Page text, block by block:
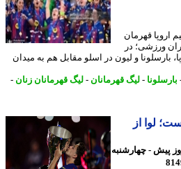
قهرمان
در
و لیون در اسلو مقابل هم به میدان
-لیگ قهرمانان-لیگ قهرمانان زنان -
از
- چهارشنبه